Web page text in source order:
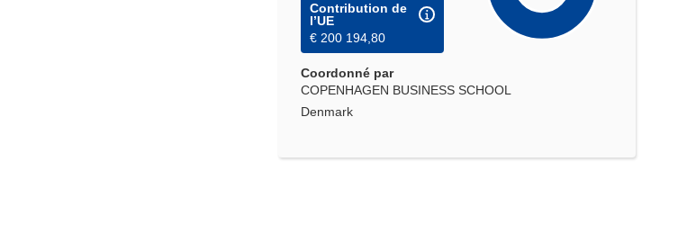
Contribution de
l’UE
€ 200 194,80
Coordonné par
COPENHAGEN BUSINESS SCHOOL
Denmark